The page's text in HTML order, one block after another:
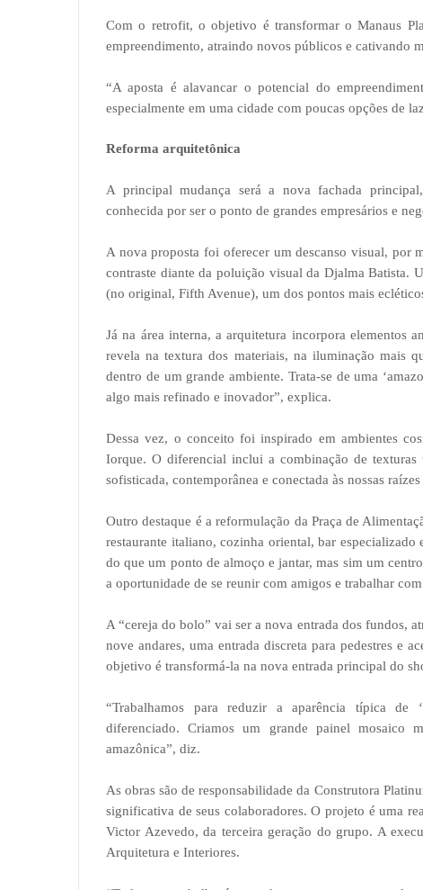
Com o retrofit, o objetivo é transformar o Manaus
empreendimento, atraindo novos públicos e cativando
“A aposta é alavancar o potencial do
especialmente em uma cidade com poucas opções de
Reforma arquitetônica
A principal mudança será a nova fachada
conhecida por ser o ponto de grandes empresários e
A nova proposta foi oferecer um descanso visual, por
contraste diante da poluição visual da Djalma Batista.
(no original, Fifth Avenue), um dos pontos mais
Já na área interna, a arquitetura incorpora elementos
revela na textura dos materiais, na iluminação mais
dentro de um grande ambiente. Trata-se de uma
algo mais refinado e inovador”, explica.
Dessa vez, o conceito foi inspirado em ambientes
Iorque. O diferencial inclui a combinação de texturas
sofisticada, contemporânea e conectada às nossas
Outro destaque é a reformulação da Praça de
restaurante italiano, cozinha oriental, bar
do que um ponto de almoço e jantar, mas sim um
a oportunidade de se reunir com amigos e trabalhar
A “cereja do bolo” vai ser a nova entrada dos fundos,
nove andares, uma entrada discreta para pedestres e
objetivo é transformá-la na nova entrada principal do
“Trabalhamos para reduzir a aparência típica de
diferenciado. Criamos um grande painel mosaico
amazônica”, diz.
As obras são de responsabilidade da Construtora
significativa de seus colaboradores. O projeto é uma
Victor Azevedo, da terceira geração do grupo. A
Arquitetura e Interiores.